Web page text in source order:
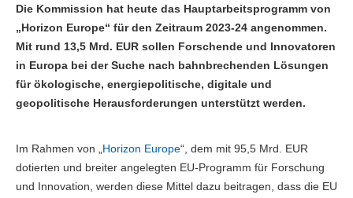
Die Kommission hat heute das Hauptarbeitsprogramm von
„Horizon Europe“ für den Zeitraum 2023-24 angenommen.
Mit rund 13,5 Mrd. EUR sollen Forschende und Innovatoren
in Europa bei der Suche nach bahnbrechenden Lösungen
für ökologische, energiepolitische, digitale und
geopolitische Herausforderungen unterstützt werden.
Im Rahmen von „Horizon Europe“, dem mit 95,5 Mrd. EUR
dotierten und breiter angelegten EU-Programm für Forschung
und Innovation, werden diese Mittel dazu beitragen, dass die EU